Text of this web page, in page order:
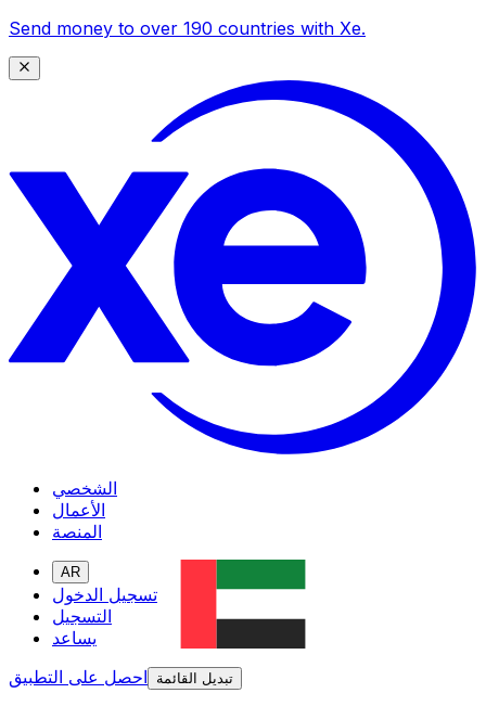
Send money to over 190 countries with Xe.
الشخصي
الأعمال
المنصة
AR
تسجيل الدخول
التسجيل
يساعد
احصل على التطبيق
تبديل القائمة